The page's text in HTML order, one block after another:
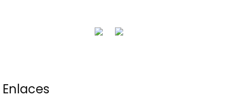
Enlaces